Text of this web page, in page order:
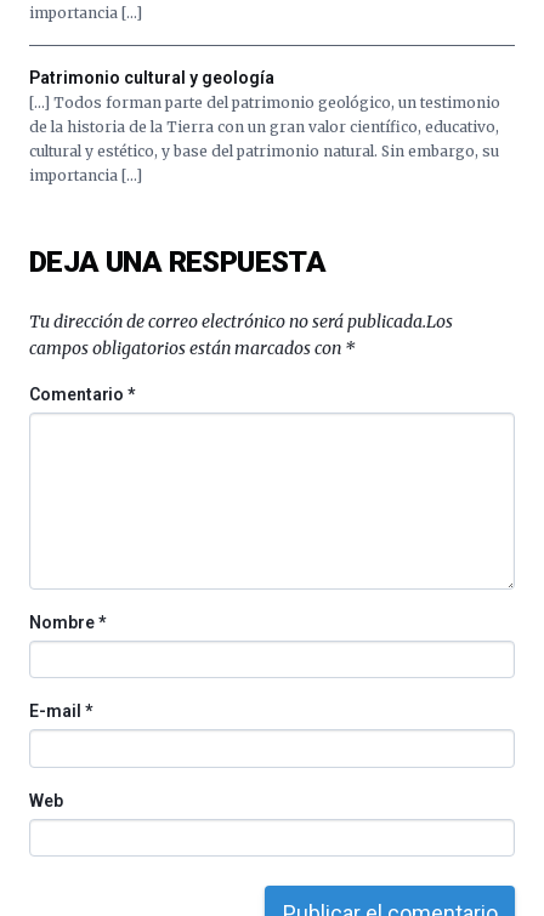
importancia […]
Patrimonio cultural y geología
[…] Todos forman parte del patrimonio geológico, un testimonio
de la historia de la Tierra con un gran valor científico, educativo,
cultural y estético, y base del patrimonio natural. Sin embargo, su
importancia […]
DEJA UNA RESPUESTA
Tu dirección de correo electrónico no será publicada.Los
campos obligatorios están marcados con *
Comentario*
Nombre*
E-mail *
Web